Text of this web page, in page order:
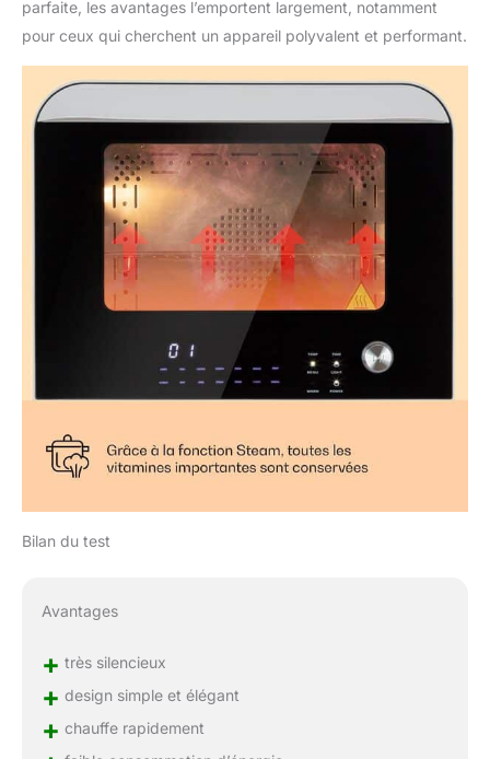
parfaite, les avantages l’emportent largement, notamment
pour ceux qui cherchent un appareil polyvalent et performant.
Bilan du test
Avantages
+ très silencieux
+ design simple et élégant
+ chauffe rapidement